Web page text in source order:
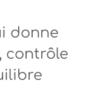
donne
contrôle